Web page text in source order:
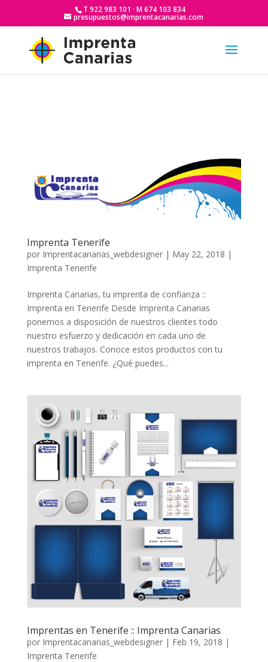
T 922 983 101 · M 674 103 834
presupuestos@imprentacanarias.com
Imprenta Tenerife
por Imprentacanarias_webdesigner| May 22, 2018 |
Imprenta Tenerife
Imprenta Canarias, tu imprenta de confianza ::
Imprenta en Tenerife Desde Imprenta Canarias
ponemos a disposición de nuestros clientes todo
nuestro esfuerzo y dedicación en cada uno de
nuestros trabajos. Conoce estos productos con tu
imprenta en Tenerife. ¿Qué puedes...
Imprentas en Tenerife :: Imprenta Canarias
por Imprentacanarias_webdesigner| Feb 19, 2018 |
Imprenta Tenerife